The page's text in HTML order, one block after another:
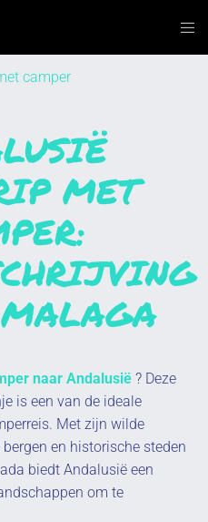
camper
MET
naar Andalusië ? Deze
is een van de ideale
Met zijn wilde
en historische steden
biedt Andalusië een
om te